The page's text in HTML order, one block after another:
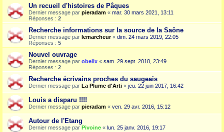
Un recueil d'histoires de Pâques
Dernier message par pieradam « mar. 30 mars 2021, 13:11
Réponses : 2
Recherche informations sur la source de la Saône
Dernier message par lemarcheur« dim. 24 mars 2019, 22:05
Réponses : 5
Nouvel ouvrage
Dernier message par obelix « sam. 29 sept. 2018, 23:49
Réponses : 2
Recherche écrivains proches du saugeais
Dernier message par La Plume d'Arti « jeu. 22 juin 2017, 16:42
Louis a disparu !!!!
Dernier message par pieradam « ven. 29 avr. 2016, 15:12
Autour de l'Etang
Dernier message par Pivoine « lun. 25 janv. 2016, 19:17